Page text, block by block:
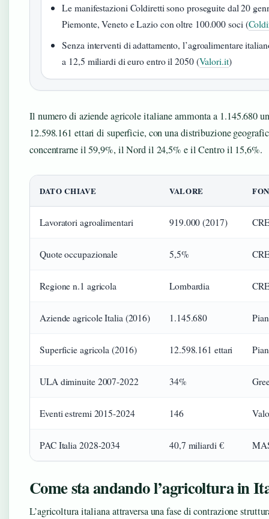
Le manifestazioni Coldiretti sono proseguite dal 20
Piemonte, Veneto e Lazio con oltre 100.000 soci (
Senza interventi di adattamento, l’agroalimentare
a 12,5 miliardi di euro entro il 2050 (Valori.it)
Il numero di aziende agricole italiane ammonta a 1.145.680
12.598.161 ettari di superficie, con una distribuzione
concentrarne il 59,9%, il Nord il 24,5% e il Centro il 15,6%.
DATO CHIAVE VALORE
Lavoratori agroalimentari 919.000 (2017)
Quote occupazionale 5,5%
Regione n.1 agricola Lombardia
Aziende agricole Italia (2016) 1.145.680
Superficie agricola (2016) 12.598.161 ettari
ULA diminuite 2007-2022 34%
Eventi estremi 2015-2024 146
PAC Italia 2028-2034 40,7 miliardi €
Come sta andando l’agricoltura in
L’agricoltura italiana attraversa una fase di contrazione